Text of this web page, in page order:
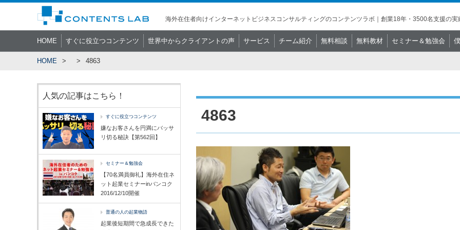
海外在住者向けインターネットビジネスコンサルティングのコンテンツラボ｜創業18年・3500名支援の実
HOME すぐに役立つコンテンツ 世界中からクライアントの声 サービス チーム紹介 無料相談 無料教材 セミナー＆勉強会
HOME 4863
4863
人気の記事はこちら！
すぐに役立つコンテンツ
嫌なお客さんを円満にバッサ
リ切る秘訣【第562回】
セミナー＆勉強会
【70名満員御礼】海外在住ネ
ット起業セミナーinバンコク
2016/12/10開催
普通の人の起業物語
起業後短期間で急成長できた